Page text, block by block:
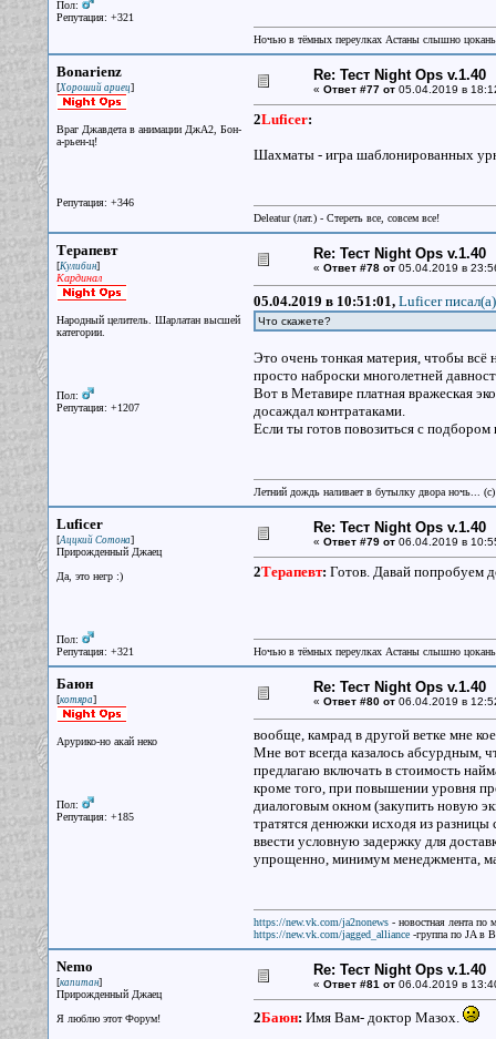
Пол:
Репутация: +321
Ночью в тёмных переулках Астаны слышно
Bonarienz
[Хороший ариец]
Враг Джавдета в анимации ДжА2, Бон-
а-рьен-ц!
Репутация: +346
Re: Тест Night Ops v.1.40
« Ответ #77 от05.04.2019 в
2Luficer:
Шахматы - игра шаблонированных
Deleatur (лат.) - Стереть все, совсем все!
Терапевт
[Кулибин]
Кардинал
Народный целитель. Шарлатан высшей
категории.
Пол:
Репутация: +1207
Re: Тест Night Ops v.1.40
« Ответ #78 от05.04.2019 в
05.04.2019 в 10:51:01, Luficer писал(a)
Что скажете?
Это очень тонкая материя, чтобы всё
просто наброски многолетней
Вот в Метавире платная вражеская
досаждал контратаками.
Если ты готов повозиться с
Летний дождь наливает в бутылку двора ночь...
Luficer
[Аццкий Сотона]
Прирожденный Джаец
Да, это негр :)
Пол:
Репутация: +321
Re: Тест Night Ops v.1.40
« Ответ #79 от06.04.2019 в
2Терапевт: Готов. Давай попробуем
Ночью в тёмных переулках Астаны слышно
Баюн
[котяра]
Арурико-но акай неко
Пол:
Репутация: +185
Re: Тест Night Ops v.1.40
« Ответ #80 от06.04.2019 в
вообще, камрад в другой ветке мне
Мне вот всегда казалось абсурдным,
предлагаю включать в стоимость
кроме того, при повышении уровня
диалоговым окном (закупить новую
тратятся денюжки исходя из
ввести условную задержку для
упрощенно, минимум менеджмента,
https://new.vk.com/ja2nonews- новостная лента по
https://new.vk.com/jagged_alliance-группа по JA в
Nemo
[капитан]
Прирожденный Джаец
Я люблю этот Форум!
Re: Тест Night Ops v.1.40
« Ответ #81 от06.04.2019 в
2Баюн: Имя Вам- доктор Мазох.